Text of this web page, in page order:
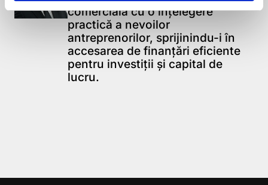
comercială cu o înțelegere
practică a nevoilor
antreprenorilor, sprijinindu-i în
accesarea de finanțări eficiente
pentru investiții și capital de
lucru.